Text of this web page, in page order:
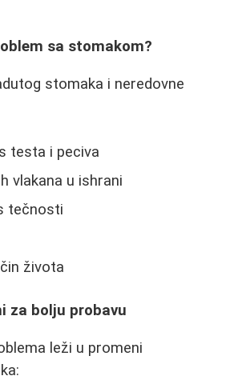
sa stomakom?
stomaka i neredovne
testa i peciva
vlakana u ishrani
tečnosti
života
za bolju probavu
leži u promeni